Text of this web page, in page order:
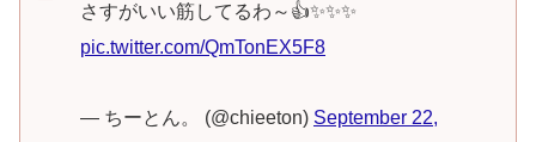
さすがいい筋してるわ～👍✨✨✨
pic.twitter.com/QmTonEX5F8
— ちーとん。 (@chieeton) September 22,